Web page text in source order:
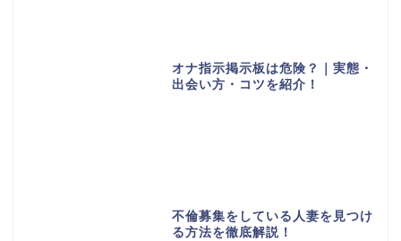
オナ指示掲示板は危険？｜実態・
出会い方・コツを紹介！
不倫募集をしている人妻を見つけ
る方法を徹底解説！